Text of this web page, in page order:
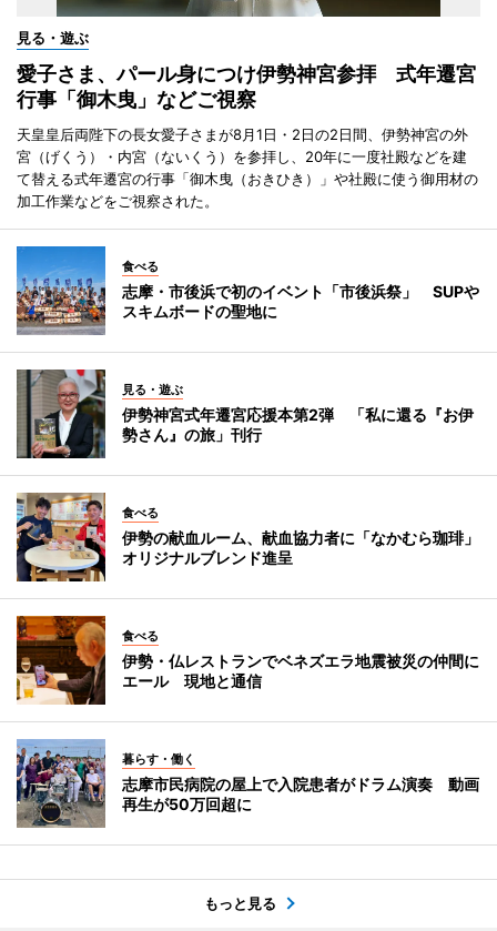
見る・遊ぶ
愛子さま、パール身につけ伊勢神宮参拝 式年遷宮
行事「御木曳」などご視察
天皇皇后両陛下の長女愛子さまが8月1日・2日の2日間、伊勢神宮の外
宮（げくう）・内宮（ないくう）を参拝し、20年に一度社殿などを建
て替える式年遷宮の行事「御木曳（おきひき）」や社殿に使う御用材の
加工作業などをご視察された。
食べる
志摩・市後浜で初のイベント「市後浜祭」 SUPや
スキムボードの聖地に
見る・遊ぶ
伊勢神宮式年遷宮応援本第2弾 「私に還る『お伊
勢さん』の旅」刊行
食べる
伊勢の献血ルーム、献血協力者に「なかむら珈琲」
オリジナルブレンド進呈
食べる
伊勢・仏レストランでベネズエラ地震被災の仲間に
エール 現地と通信
暮らす・働く
志摩市民病院の屋上で入院患者がドラム演奏 動画
再生が50万回超に
もっと見る